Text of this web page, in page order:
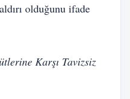
olduğunu ifade
Karşı Tavizsiz